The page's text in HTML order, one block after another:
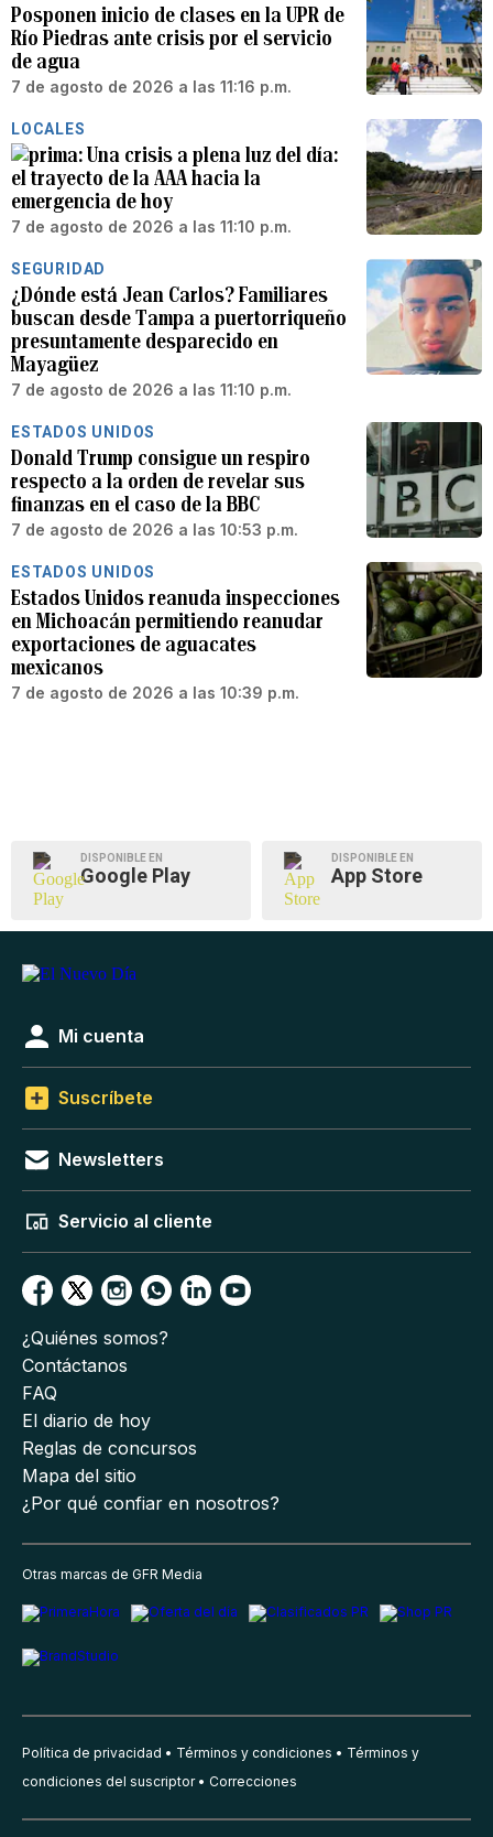
Posponen inicio de clases en la UPR de
Río Piedras ante crisis por el servicio
de agua
7 de agosto de 2026 a las 11:16 p.m.
LOCALES
Una crisis a plena luz del día:
el trayecto de la AAA hacia la
emergencia de hoy
7 de agosto de 2026 a las 11:10 p.m.
SEGURIDAD
¿Dónde está Jean Carlos? Familiares
buscan desde Tampa a puertorriqueño
presuntamente desparecido en
Mayagüez
7 de agosto de 2026 a las 11:10 p.m.
ESTADOS UNIDOS
Donald Trump consigue un respiro
respecto a la orden de revelar sus
finanzas en el caso de la BBC
7 de agosto de 2026 a las 10:53 p.m.
ESTADOS UNIDOS
Estados Unidos reanuda inspecciones
en Michoacán permitiendo reanudar
exportaciones de aguacates
mexicanos
7 de agosto de 2026 a las 10:39 p.m.
DISPONIBLE EN
Google Play
DISPONIBLE EN
App Store
Mi cuenta
Suscríbete
Newsletters
Servicio al cliente
¿Quiénes somos?
Contáctanos
FAQ
El diario de hoy
Reglas de concursos
Mapa del sitio
¿Por qué confiar en nosotros?
Otras marcas de GFR Media
Política de privacidad Términos y condiciones
Términos y
condiciones del suscriptor
Correcciones